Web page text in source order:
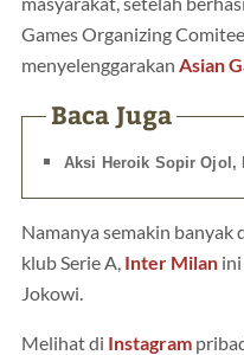
Games Organizing
menyelenggarakan Asian
Baca Juga
Aksi Heroik Sopir Ojol,
Namanya semakin
klub Serie A, Inter Milan
Jokowi.
Melihat di Instagram